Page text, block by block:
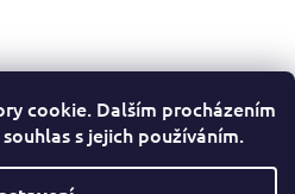
cookie. Dalším procházením
s jejich používáním.
Zippo 25050 Street Chrome 656 Kč